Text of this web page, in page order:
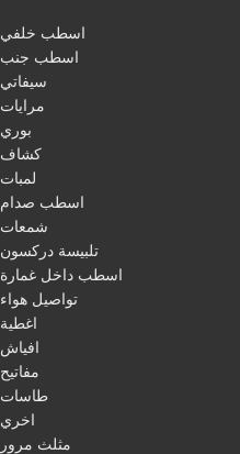
اسطب خلفي
اسطب جنب
سيفاتي
مرايات
بوري
كشاف
لمبات
اسطب صدام
شمعات
تلبيسة دركسون
اسطب داخل غمارة
تواصيل هواء
اغطية
افياش
مفاتيح
طاسات
اخري
مثلث مرور